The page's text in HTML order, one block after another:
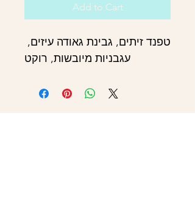
Add to Cart
טפנד זיתים, גבינת גאודה עיזים,
עגבניות מיובשות, רוקט